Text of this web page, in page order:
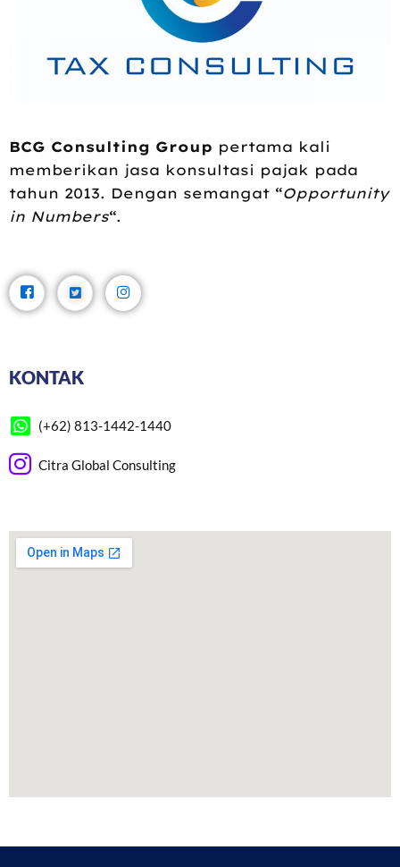
BCG Consulting Group pertama kali
memberikan jasa konsultasi pajak pada
tahun 2013. Dengan semangat “Opportunity
in Numbers“.
KONTAK
(+62) 813-1442-1440
Citra Global Consulting